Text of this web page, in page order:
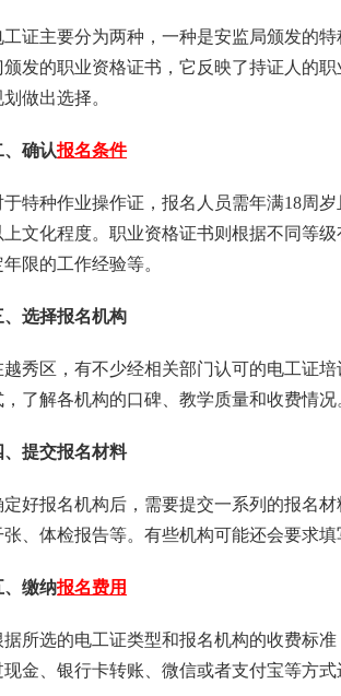
工证主要分为两种，一种是安监局颁发的
颁发的职业资格证书，它反映了持证人的
划做出选择。
、确认报名条件
于特种作业操作证，报名人员需年满18周
上文化程度。职业资格证书则根据不同等
年限的工作经验等。
、选择报名机构
越秀区，有不少经相关部门认可的电工证
，了解各机构的口碑、教学质量和收费情
、提交报名材料
定好报名机构后，需要提交一系列的报名
张、体检报告等。有些机构可能还会要求
、缴纳报名费用
据所选的电工证类型和报名机构的收费标
现金、银行卡转账、微信或者支付宝等方